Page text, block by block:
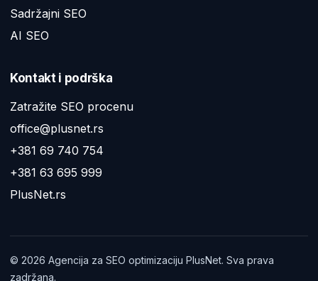
Sadržajni SEO
AI SEO
Kontakt i podrška
Zatražite SEO procenu
office@plusnet.rs
+381 69 740 754
+381 63 695 999
PlusNet.rs
© 2026 Agencija za SEO optimizaciju PlusNet. Sva prava
zadržana.